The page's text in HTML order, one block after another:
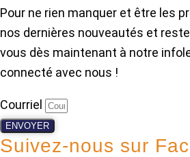
Pour ne rien manquer et être les
nos dernières nouveautés et
vous dès maintenant à notre
connecté avec nous !
Courriel
ENVOYER
Suivez-nous sur